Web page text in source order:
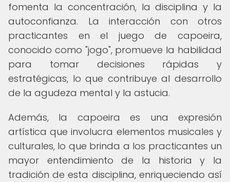
fomenta la concentración, la disciplina y la
autoconfianza. La interacción con otros
practicantes en el juego de capoeira,
conocido como "jogo", promueve la habilidad
para tomar decisiones rápidas y
estratégicas, lo que contribuye al desarrollo
de la agudeza mental y la astucia.
Además, la capoeira es una expresión
artística que involucra elementos musicales y
culturales, lo que brinda a los practicantes un
mayor entendimiento de la historia y la
tradición de esta disciplina, enriqueciendo así